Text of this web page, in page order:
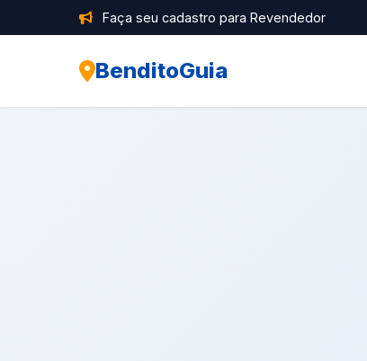
Faça seu cadastro para Revendedor
BenditoGuia